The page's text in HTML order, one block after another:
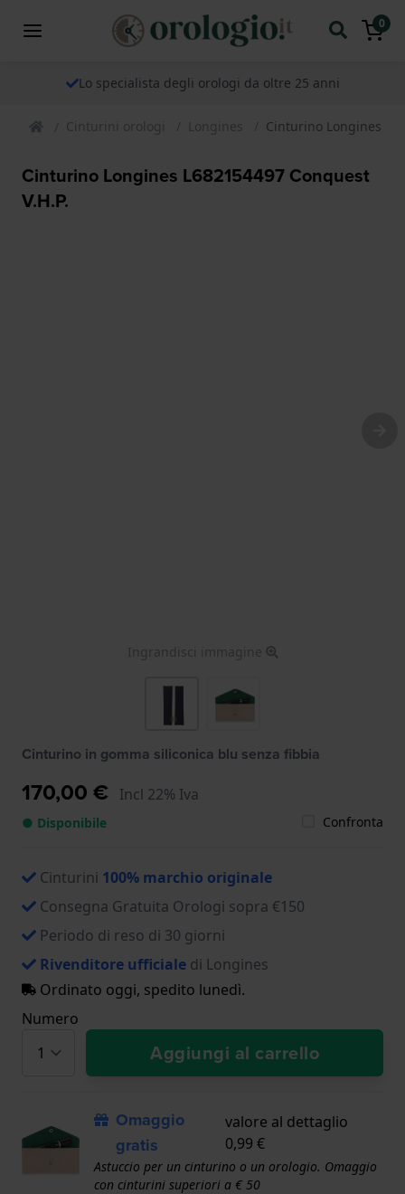
0
Lo specialista degli orologi da oltre 25 anni
Cinturini orologi Longines Cinturino Longines
Cinturino Longines L682154497 Conquest
V.H.P.
Ingrandisci immagine
Cinturino in gomma siliconica blu senza fibbia
170,00 € Incl 22% Iva
● Disponibile Confronta
Cinturini 100% marchio originale
Consegna Gratuita Orologi sopra €150
Periodo di reso di 30 giorni
Rivenditore ufficiale di Longines
Ordinato oggi, spedito lunedì.
Numero
Aggiungi al carrello
Omaggio
gratis
valore al dettaglio
0,99 €
Astuccio per un cinturino o un orologio. Omaggio
con cinturini superiori a € 50